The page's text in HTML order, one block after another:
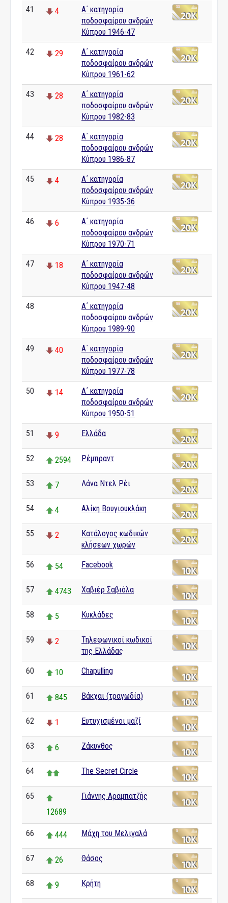
41 4
Α΄ κατηγορία
ποδοσφαίρου ανδρών
Κύπρου 1946-47
42 29
Α΄ κατηγορία
ποδοσφαίρου ανδρών
Κύπρου 1961-62
43 28
Α΄ κατηγορία
ποδοσφαίρου ανδρών
Κύπρου 1982-83
44 28
Α΄ κατηγορία
ποδοσφαίρου ανδρών
Κύπρου 1986-87
45 4
Α΄ κατηγορία
ποδοσφαίρου ανδρών
Κύπρου 1935-36
46 6
Α΄ κατηγορία
ποδοσφαίρου ανδρών
Κύπρου 1970-71
47 18
Α΄ κατηγορία
ποδοσφαίρου ανδρών
Κύπρου 1947-48
48
Α΄ κατηγορία
ποδοσφαίρου ανδρών
Κύπρου 1989-90
49 40
Α΄ κατηγορία
ποδοσφαίρου ανδρών
Κύπρου 1977-78
50 14
Α΄ κατηγορία
ποδοσφαίρου ανδρών
Κύπρου 1950-51
51 9 Ελλάδα
52 2594 Ρέμπραντ
53 7 Λάνα Ντελ Ρέι
54 4 Αλίκη Βουγιουκλάκη
55 2
Κατάλογος κωδικών
κλήσεων χωρών
56 54 Facebook
57 4743 Χαβιέρ Σαβιόλα
58 5 Κυκλάδες
59 2
Τηλεφωνικοί κωδικοί
της Ελλάδας
60 10 Chapulling
61 845 Βάκχαι (τραγωδία)
62 1 Ευτυχισμένοι μαζί
63 6 Ζάκυνθος
64 The Secret Circle
65
12689
Γιάννης Αραμπατζής
66 444 Μάχη του Μελιγαλά
67 26 Θάσος
68 9 Κρήτη